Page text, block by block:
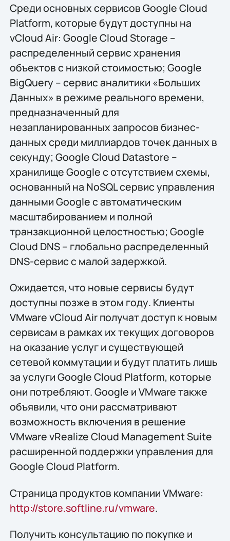
Среди основных сервисов Google Cloud
Platform, которые будут доступны на
vCloud Air: Google Cloud Storage –
распределенный сервис хранения
объектов с низкой стоимостью; Google
BigQuery – сервис аналитики «Больших
Данных» в режиме реального времени,
предназначенный для
незапланированных запросов бизнес-
данных среди миллиардов точек данных в
секунду; Google Cloud Datastore –
хранилище Google с отсутствием схемы,
основанный на NoSQL сервис управления
данными Google с автоматическим
масштабированием и полной
транзакционной целостностью; Google
Cloud DNS – глобально распределенный
DNS-сервис с малой задержкой.
Ожидается, что новые сервисы будут
доступны позже в этом году. Клиенты
VMware vCloud Air получат доступ к новым
сервисам в рамках их текущих договоров
на оказание услуг и существующей
сетевой коммутации и будут платить лишь
за услуги Google Cloud Platform, которые
они потребляют. Google и VMware также
объявили, что они рассматривают
возможность включения в решение
VMware vRealize Cloud Management Suite
расширенной поддержки управления для
Google Cloud Platform.
Страница продуктов компании VMware:
http://store.softline.ru/vmware.
Получить консультацию по покупке и